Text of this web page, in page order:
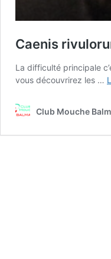
Caenis
La difficulté principale
vous découvrirez les …
Club Mouche